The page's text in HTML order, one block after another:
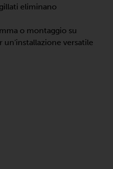
eliminano
o montaggio su
un'installazione versatile